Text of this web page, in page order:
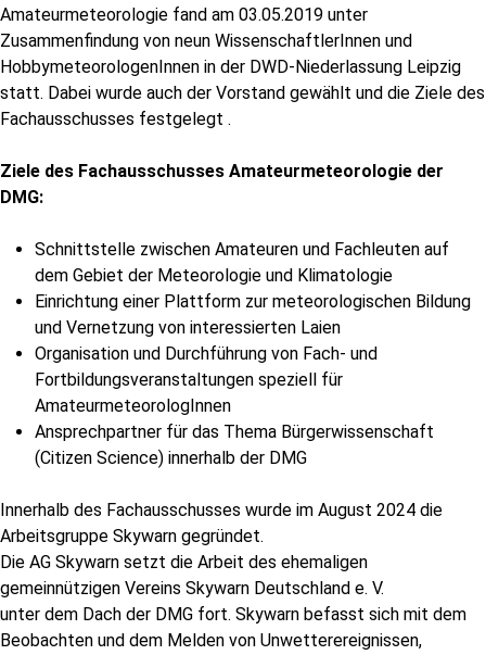
Amateurmeteorologie fand am 03.05.2019 unter
Zusammenfindung von neun WissenschaftlerInnen und
HobbymeteorologenInnen in der DWD-Niederlassung Leipzig
statt. Dabei wurde auch der Vorstand gewählt und die Ziele des
Fachausschusses festgelegt .
Ziele des Fachausschusses Amateurmeteorologie der
DMG:
Schnittstelle zwischen Amateuren und Fachleuten auf
dem Gebiet der Meteorologie und Klimatologie
Einrichtung einer Plattform zur meteorologischen Bildung
und Vernetzung von interessierten Laien
Organisation und Durchführung von Fach- und
Fortbildungsveranstaltungen speziell für
AmateurmeteorologInnen
Ansprechpartner für das Thema Bürgerwissenschaft
(Citizen Science) innerhalb der DMG
Innerhalb des Fachausschusses wurde im August 2024 die
Arbeitsgruppe Skywarn gegründet.
Die AG Skywarn setzt die Arbeit des ehemaligen
gemeinnützigen Vereins Skywarn Deutschland e. V.
unter dem Dach der DMG fort. Skywarn befasst sich mit dem
Beobachten und dem Melden von Unwetterereignissen,